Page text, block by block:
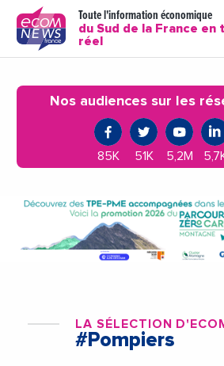
Toute l'information économique
du Sud de la France en
réel
Nos audiences sur les
85K 51K 5,2M
LA SÉLECTION
#Pompiers